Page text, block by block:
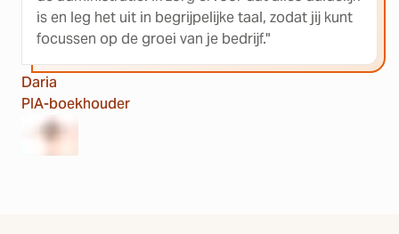
is en leg het uit in begrijpelijke taal, zodat jij kunt
focussen op de groei van je bedrijf."
Daria
PIA-boekhouder